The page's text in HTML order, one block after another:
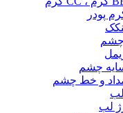
پودر
چشم
چشم
و خط چشم
لب